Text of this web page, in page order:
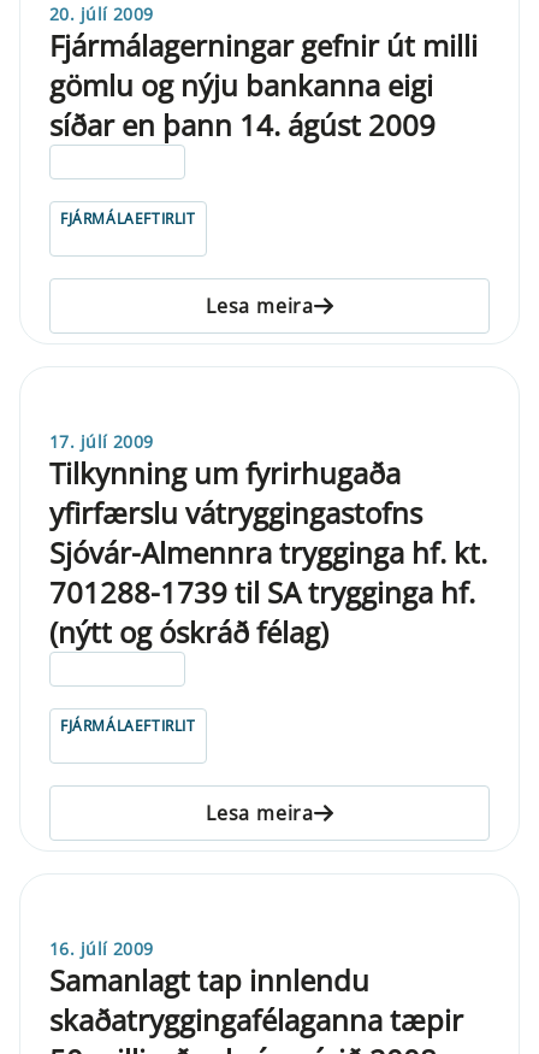
20. júlí 2009
Fjármálagerningar gefnir út milli
gömlu og nýju bankanna eigi
síðar en þann 14. ágúst 2009
FJÁRMÁLAEFTIRLIT
Lesa meira
17. júlí 2009
Tilkynning um fyrirhugaða
yfirfærslu vátryggingastofns
Sjóvár-Almennra trygginga hf. kt.
701288-1739 til SA trygginga hf.
(nýtt og óskráð félag)
FJÁRMÁLAEFTIRLIT
Lesa meira
16. júlí 2009
Samanlagt tap innlendu
skaðatryggingafélaganna tæpir